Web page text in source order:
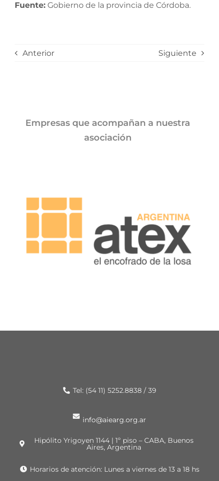
Fuente:Gobierno de la provincia de Córdoba.
Anterior Siguiente
Empresas que acompañan a nuestra
asociación
Tel: (54 11) 5252.8838 / 39
info@aiearg.org.ar
Hipólito Yrigoyen 1144 | 1º piso – CABA, Buenos
Aires, Argentina
Horarios de atención: Lunes a viernes de 13 a 18 hs